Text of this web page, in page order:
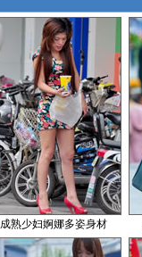
成熟少妇婀娜多姿身材